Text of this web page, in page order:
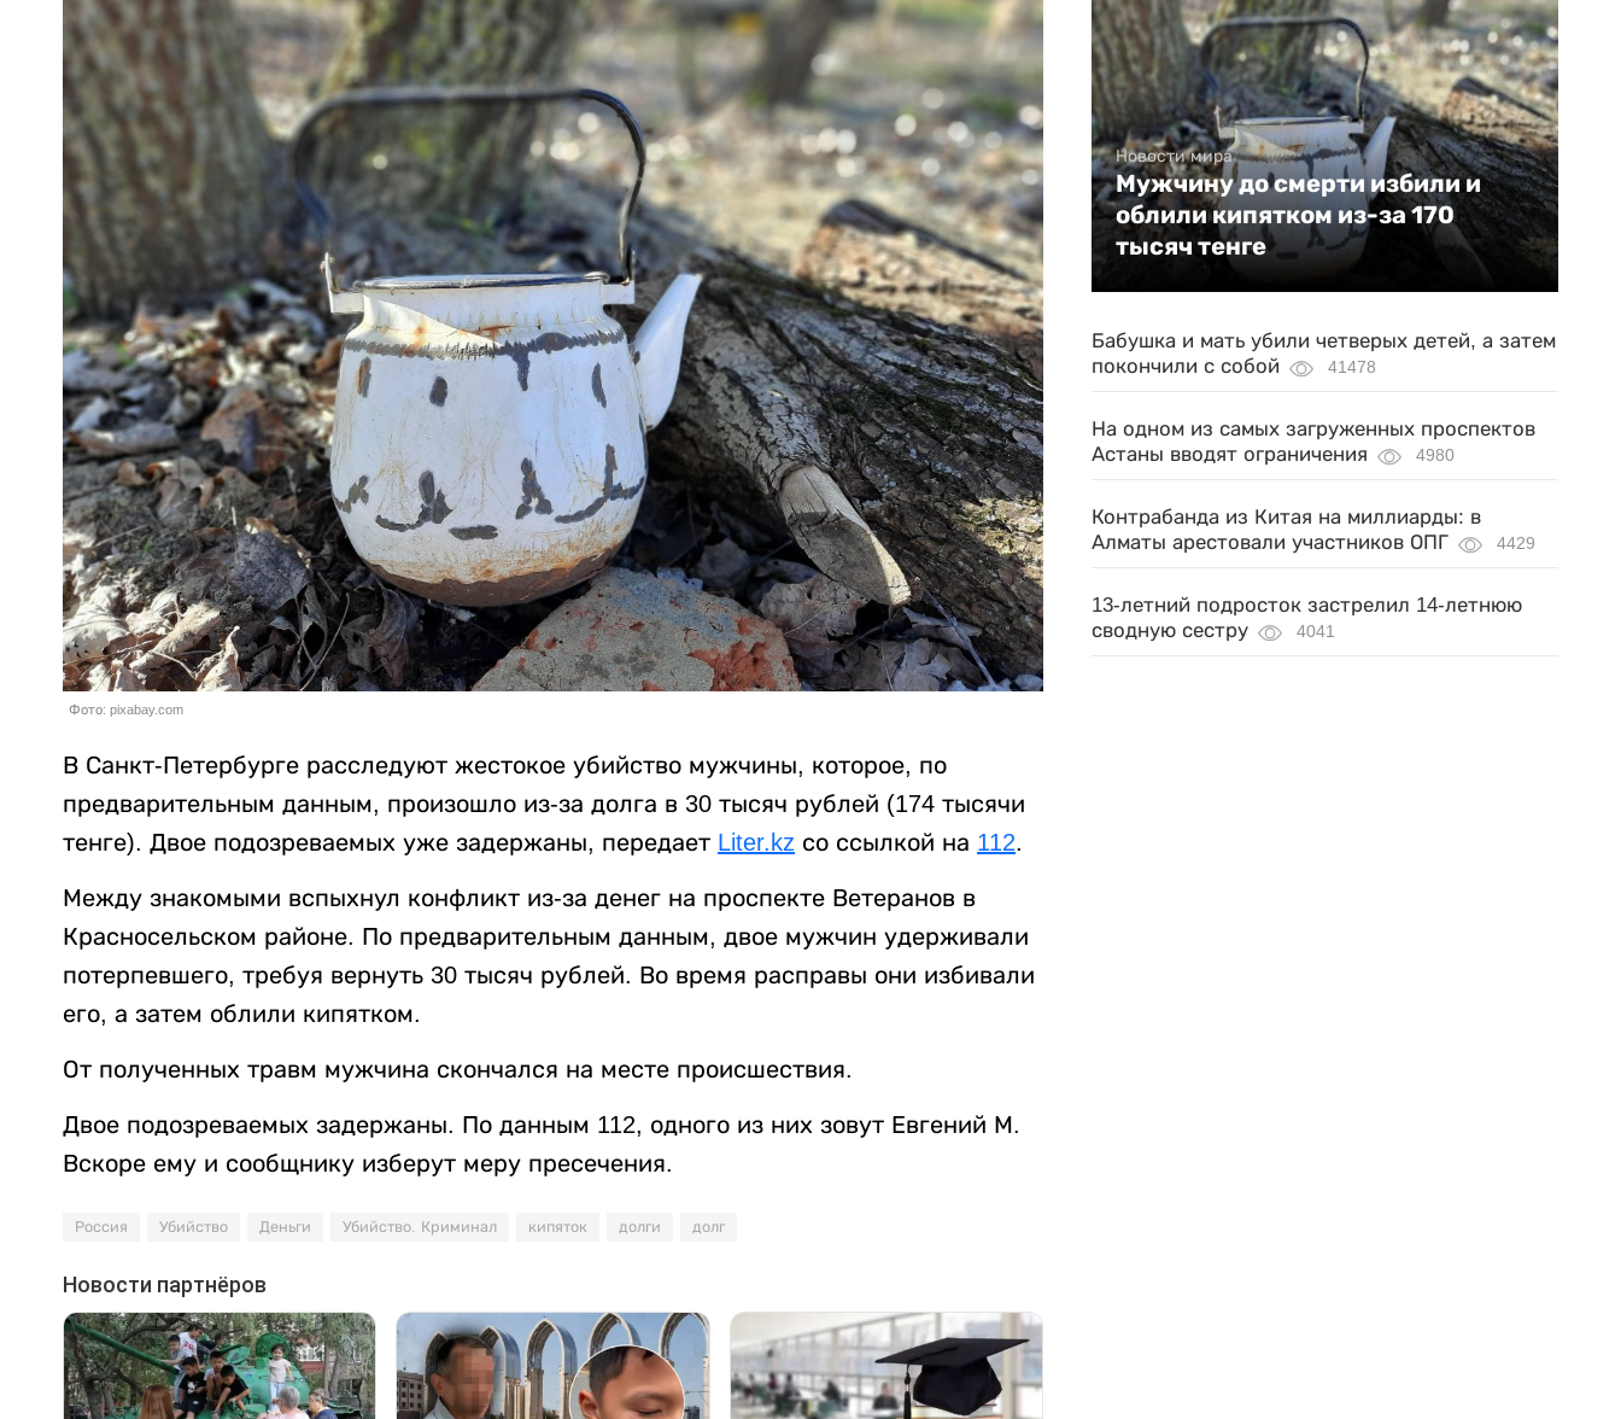
Фото: pixabay.com
В Санкт-Петербурге расследуют жестокое убийство мужчины, которое, по
предварительным данным, произошло из-за долга в 30 тысяч рублей (174 тысячи
тенге). Двое подозреваемых уже задержаны, передает Liter.kz со ссылкой на 112.
Между знакомыми вспыхнул конфликт из-за денег на проспекте Ветеранов в
Красносельском районе. По предварительным данным, двое мужчин удерживали
потерпевшего, требуя вернуть 30 тысяч рублей. Во время расправы они избивали
его, а затем облили кипятком.
От полученных травм мужчина скончался на месте происшествия.
Двое подозреваемых задержаны. По данным 112, одного из них зовут Евгений М.
Вскоре ему и сообщнику изберут меру пресечения.
Россия Убийство Деньги Убийство. Криминал кипяток долги долг
Новости мира
Мужчину до смерти избили и
облили кипятком из-за 170
тысяч тенге
Бабушка и мать убили четверых детей, а затем
покончили с собой
41478
На одном из самых загруженных проспектов
Астаны вводят ограничения
4980
Контрабанда из Китая на миллиарды: в
Алматы арестовали участников ОПГ
4429
13-летний подросток застрелил 14-летнюю
сводную сестру
4041